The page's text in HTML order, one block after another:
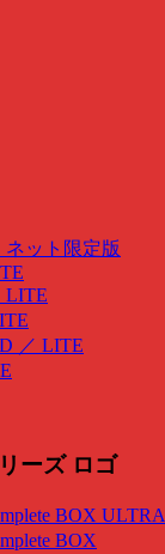
ネット限定版
LITE
／ LITE
BOX ULTRA
BOX